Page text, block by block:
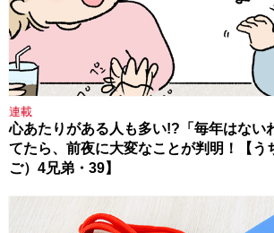
連載
心あたりがある人も多い!?「毎年はない
てたら、前夜に大変なことが判明！【う
ご）4兄弟・39】